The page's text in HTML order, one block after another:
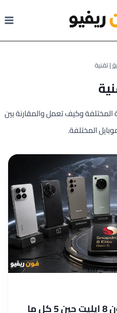
|تقنية
وكيف تعمل والمقارنة بين
المختلفة.
أداء معالج سناب دراجون 8 ايليت جين 5 كل ما